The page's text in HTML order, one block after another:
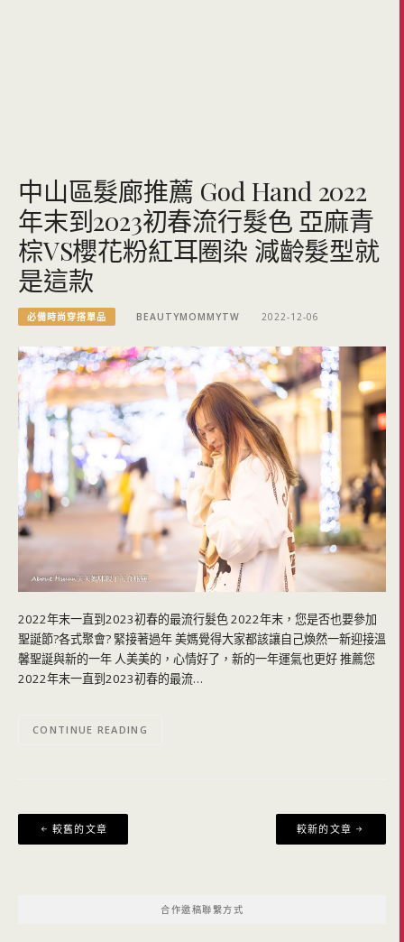
中山區髮廊推薦 God Hand 2022
年末到2023初春流行髮色 亞麻青
棕VS櫻花粉紅耳圈染 減齡髮型就
是這款
必備時尚穿搭單品 BEAUTYMOMMYTW 2022-12-06
2022年末一直到2023初春的最流行髮色 2022年末，您是否也要參加
聖誕節?各式聚會? 緊接著過年 美媽覺得大家都該讓自己煥然一新迎接溫
馨聖誕與新的一年 人美美的，心情好了，新的一年運氣也更好 推薦您
2022年末一直到2023初春的最流…
CONTINUE READING
文
章
較舊的文章 較新的文章
合作邀稿聯繫方式